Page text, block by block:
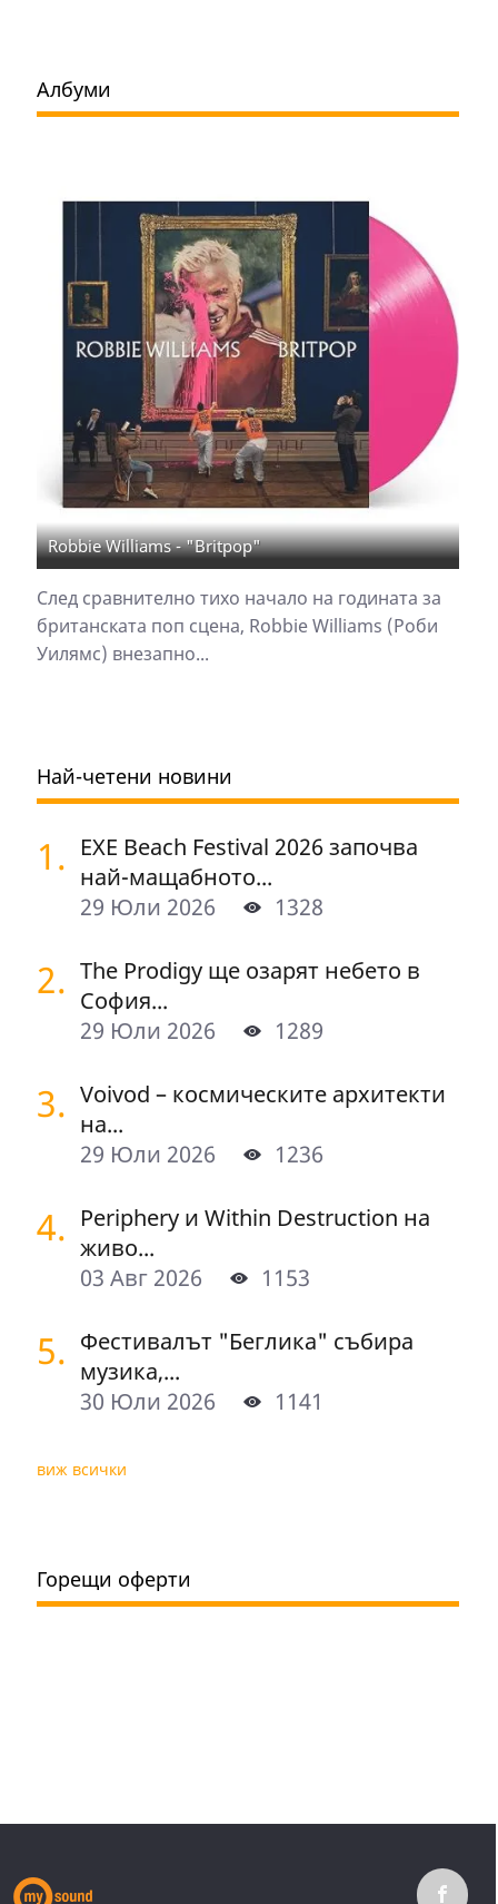
Албуми
Robbie Williams - "Britpop"
След сравнително тихо начало на годината за
британската поп сцена, Robbie Williams (Роби
Уилямс) внезапно...
Най-четени новини
1. EXE Beach Festival 2026 започва
най-мащабното...
29 Юли 2026
1328
2. The Prodigy ще озарят небето в
София...
29 Юли 2026
1289
3. Voivod – космическите архитекти
на...
29 Юли 2026
1236
4. Periphery и Within Destruction на
живо...
03 Авг 2026
1153
5. Фестивалът "Беглика" събира
музика,...
30 Юли 2026
1141
виж всички
Горещи оферти